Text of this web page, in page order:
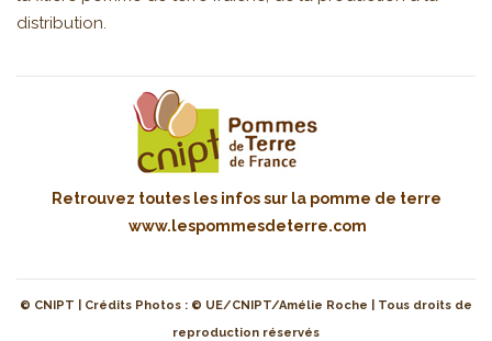
distribution.
Retrouvez toutes les infos sur la pomme de terre
www.lespommesdeterre.com
© CNIPT | Crédits Photos : © UE/CNIPT/Amélie Roche | Tous droits de
reproduction réservés